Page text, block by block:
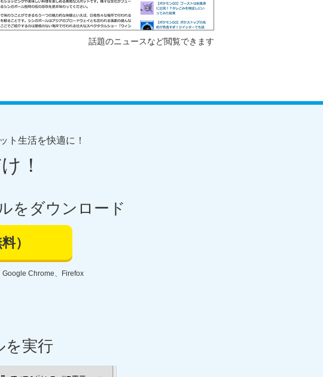
話題のニュースなど閲覧できます
ト生活を快適に！
！
をダウンロード
）
Chrome、Firefox
を実行